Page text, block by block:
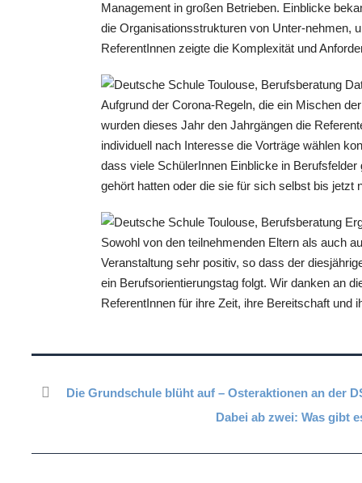
Management in großen Betrieben. Einblicke
die Organisationsstrukturen von Unter-nehmen,
ReferentInnen zeigte die Komplexität und
Aufgrund der Corona-Regeln, die ein Mischen
wurden dieses Jahr den Jahrgängen die
individuell nach Interesse die Vorträge wählen
dass viele SchülerInnen Einblicke in
gehört hatten oder die sie für sich selbst bis jetzt
Sowohl von den teilnehmenden Eltern als auch
Veranstaltung sehr positiv, so dass der
ein Berufsorientierungstag folgt. Wir danken an
ReferentInnen für ihre Zeit, ihre Bereitschaft und
Die Grundschule blüht auf – Osteraktionen an der
Dabei ab zwei: Was gibt